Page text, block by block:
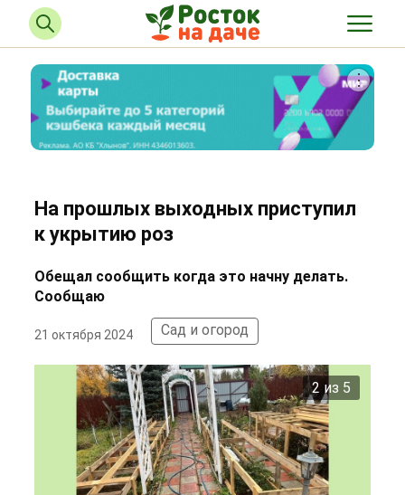
На прошлых выходных приступил
к укрытию роз
Обещал сообщить когда это начну делать.
Сообщаю
21 октября 2024 Сад и огород
2 из 5